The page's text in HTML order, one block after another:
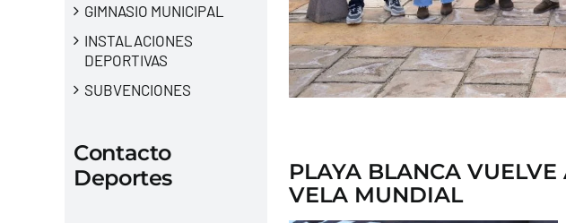
GIMNASIO MUNICIPAL
INSTALACIONES
DEPORTIVAS
SUBVENCIONES
Contacto
Deportes
PLAYA BLANCA
VELA MUNDIAL